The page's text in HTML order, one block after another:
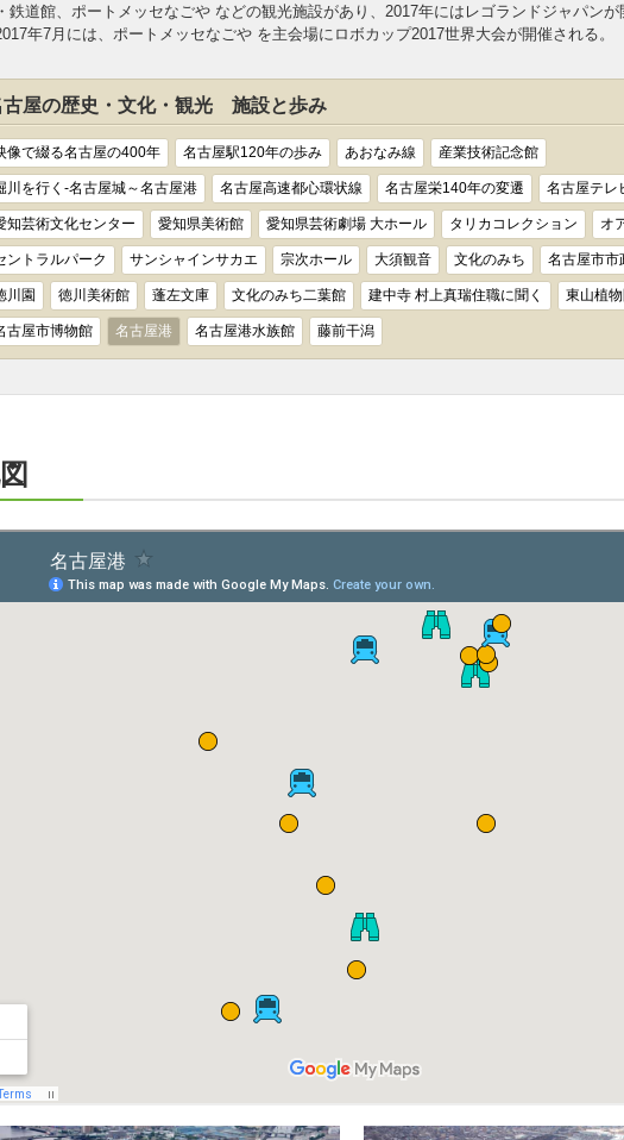
鉄道館、ポートメッセなごや などの観光施設があり、2017年にはレゴランドジャパンが
年7月には、ポートメッセなごや を主会場にロボカップ2017世界大会が開催される。
古屋の歴史・文化・観光 施設と歩み
像で綴る名古屋の400年 名古屋駅120年の歩み あおなみ線 産業技術記念館
川を行く-名古屋城～名古屋港 名古屋高速都心環状線 名古屋栄140年の変遷 名古屋テレ
知芸術文化センター 愛知県美術館 愛知県芸術劇場 大ホール タリカコレクション オ
ントラルパーク サンシャインサカエ 宗次ホール 大須観音 文化のみち 名古屋市市
川園 徳川美術館 蓬左文庫 文化のみち二葉館 建中寺 村上真瑞住職に聞く 東山植物
古屋市博物館 名古屋港 名古屋港水族館 藤前干潟